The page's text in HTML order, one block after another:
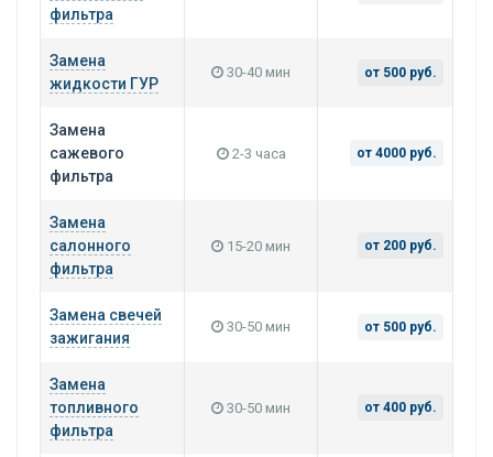
фильтра
Замена
жидкости ГУР
30-40 мин от 500 руб.
Замена
сажевого
фильтра
2-3 часа от 4000 руб.
Замена
салонного
фильтра
15-20 мин от 200 руб.
Замена свечей
зажигания
30-50 мин от 500 руб.
Замена
топливного
фильтра
30-50 мин от 400 руб.